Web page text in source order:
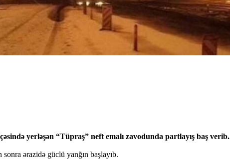
yerləşən “Tüpraş” neft emalı zavodunda partlayış baş verib.
ərazidə güclü yanğın başlayıb.